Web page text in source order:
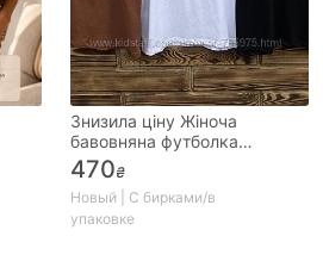
Знизила ціну Жіноча
бавовняна футболка
Туреччина
470₴
Новый | С бирками/в
упаковке